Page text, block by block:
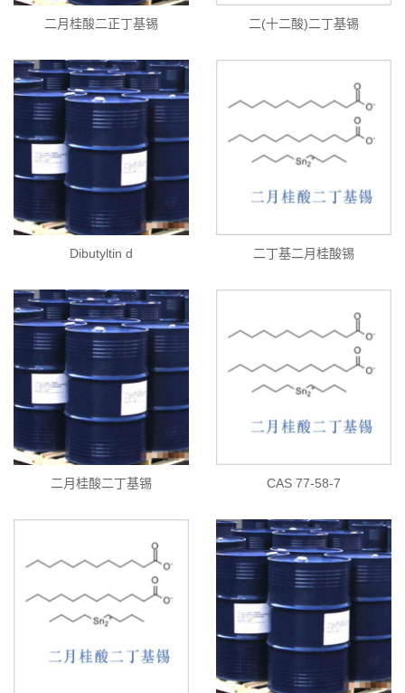
二月桂酸二正丁基锡 二(十二酸)二丁基锡
Dibutyltin d 二丁基二月桂酸锡
二月桂酸二丁基锡 CAS 77-58-7